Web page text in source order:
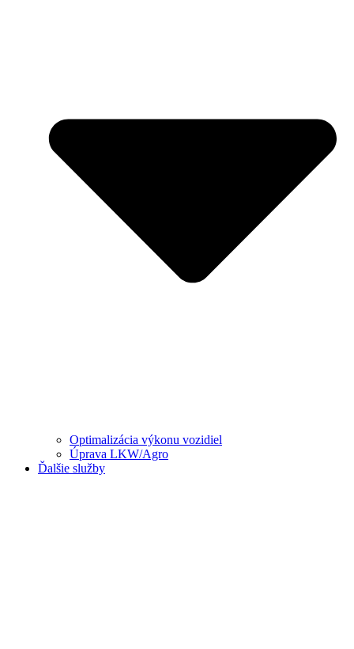
Optimalizácia výkonu vozidiel
Úprava LKW/Agro
Ďalšie služby